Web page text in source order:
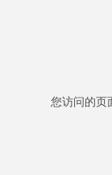
您访问的页